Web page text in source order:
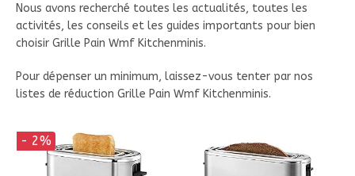
Nous avons recherché toutes les actualités, toutes les
activités, les conseils et les guides importants pour bien
choisir Grille Pain Wmf Kitchenminis.
Pour dépenser un minimum, laissez-vous tenter par nos
listes de réduction Grille Pain Wmf Kitchenminis.
- 2%